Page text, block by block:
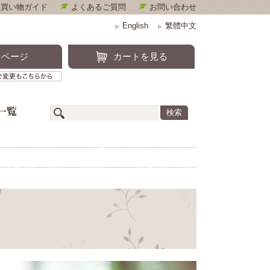
い物ガイド よくあるご質問 お問い合わせ
ケア
ージ
カートを見る
▶ English ▶ 繁體中文
覧